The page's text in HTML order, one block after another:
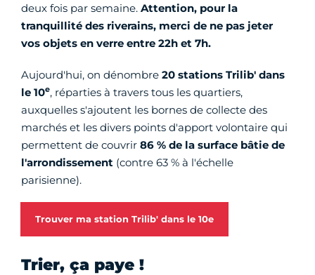
deux fois par semaine. Attention, pour la
tranquillité des riverains, merci de ne pas jeter
vos objets en verre entre 22h et 7h.
Aujourd'hui, on dénombre 20 stations Trilib' dans
le 10e, réparties à travers tous les quartiers,
auxquelles s'ajoutent les bornes de collecte des
marchés et les divers points d'apport volontaire qui
permettent de couvrir 86 % de la surface bâtie de
l'arrondissement (contre 63 % à l'échelle
parisienne).
Trouver ma station Trilib' dans le 10e
Trier, ça paye !